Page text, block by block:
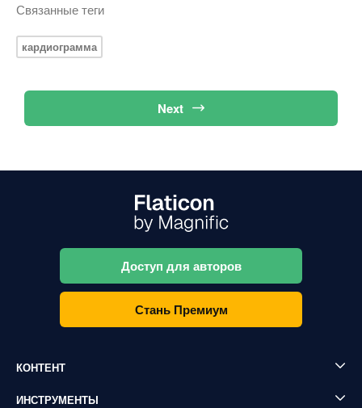
Связанные теги
кардиограмма
Next
Доступ для авторов
Стань Премиум
КОНТЕНТ
ИНСТРУМЕНТЫ